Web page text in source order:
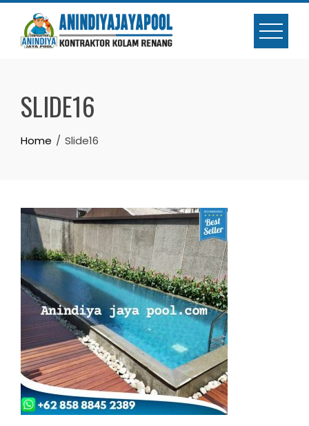
Skip
content
SLIDE16
Home Slide16